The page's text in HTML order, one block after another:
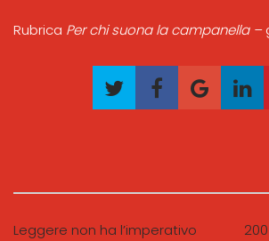
Rubrica Per chi suona la campanella –
Leggere non ha l’imperativo